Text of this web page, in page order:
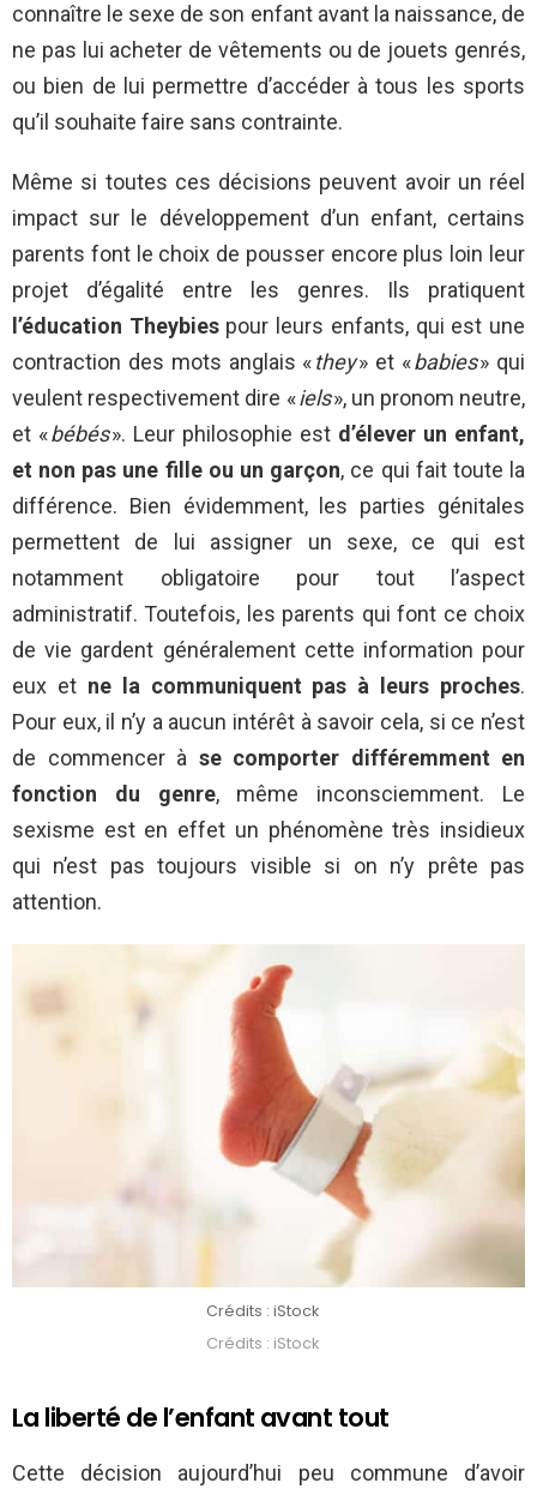
connaître le sexe de son enfant avant la naissance, de
ne pas lui acheter de vêtements ou de jouets genrés,
ou bien de lui permettre d’accéder à tous les sports
qu’il souhaite faire sans contrainte.
Même si toutes ces décisions peuvent avoir un réel
impact sur le développement d’un enfant, certains
parents font le choix de pousser encore plus loin leur
projet d’égalité entre les genres. Ils pratiquent
l’éducation Theybiespour leurs enfants, qui est une
contraction des mots anglais «they» et «babies» qui
veulent respectivement dire «iels», un pronom neutre,
et «bébés». Leur philosophie est d’élever un enfant,
et non pas une fille ou un garçon, ce qui fait toute la
différence. Bien évidemment, les parties génitales
permettent de lui assigner un sexe, ce qui est
notamment obligatoire pour tout l’aspect
administratif. Toutefois, les parents qui font ce choix
de vie gardent généralement cette information pour
eux et ne la communiquent pas à leurs proches.
Pour eux, il n’y a aucun intérêt à savoir cela, si ce n’est
de commencer à se comporter différemment en
fonction du genre, même inconsciemment. Le
sexisme est en effet un phénomène très insidieux
qui n’est pas toujours visible si on n’y prête pas
attention.
Crédits : iStock
Crédits : iStock
La liberté de l’enfant avant tout
Cette décision aujourd’hui peu commune d’avoir